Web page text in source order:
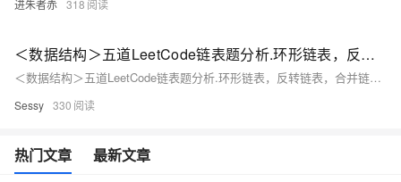
进朱者赤 318
＜数据结构＞五道LeetCode链表题分析.环形链表，反转链表，合并链表，找中间节点.
＜数据结构＞五道LeetCode链表题分析.环形链表，反转链表，合并链表，找中间节点
Sessy 330
热门文章 最新文章